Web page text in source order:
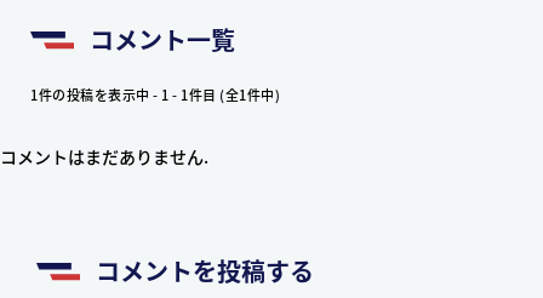
コメント一覧
1件の投稿を表示中 - 1 - 1件目 (全1件中)
コメントはまだありません.
コメントを投稿する